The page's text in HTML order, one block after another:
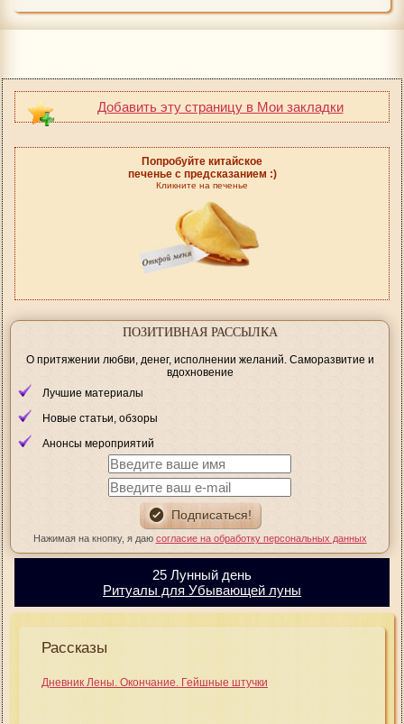
Добавить эту страницу в Мои закладки
Попробуйте китайское
печенье с предсказанием :)
Кликните на печенье
ПОЗИТИВНАЯ РАССЫЛКА
О притяжении любви, денег, исполнении желаний. Саморазвитие и
вдохновение
Лучшие материалы
Новые статьи, обзоры
Анонсы мероприятий
Нажимая на кнопку, я даю согласие на обработку персональных данных
25 Лунный день
Ритуалы для Убывающей луны
Рассказы
Дневник Лены. Окончание. Гейшные штучки